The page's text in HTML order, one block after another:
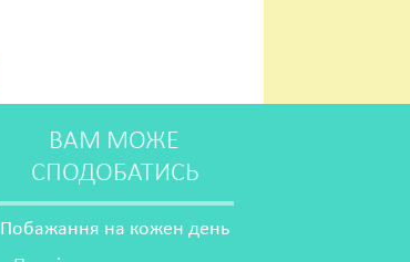
ВАМ МОЖЕ
СПОДОБАТИСЬ
Побажання на кожен день